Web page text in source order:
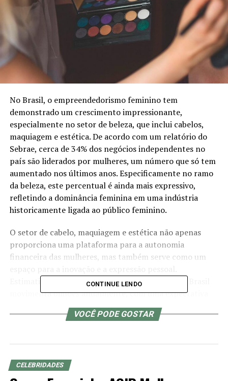
No Brasil, o empreendedorismo feminino tem
demonstrado um crescimento impressionante,
especialmente no setor de beleza, que inclui cabelos,
maquiagem e estética. De acordo com um relatório do
Sebrae, cerca de 34% dos negócios independentes no
país são liderados por mulheres, um número que só tem
aumentado nos últimos anos. Especificamente no ramo
da beleza, este percentual é ainda mais expressivo,
refletindo a dominância feminina em uma indústria
historicamente ligada ao público feminino.
O setor de cabelo, maquiagem e estética não apenas
proporciona uma plataforma para a autonomia
financeira das mulheres, mas também serve como um
Estimativas indicam que o mercado de beleza no Brasil
movimenta bilhões anualmente, com uma expectativa
de crescimento contínuo. A combinação de uma
clientela leal e a crescente demanda por serviços de
econômico promissor para as empreendedoras.
Uma dessas empreendedoras é Thay Sant’anna,
proprietária do espaço que leva seu nome, localizado no
CONTINUE LENDO
VOCÊ PODE GOSTAR
CELEBRIDADES